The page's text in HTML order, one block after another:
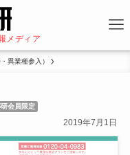
メディア
異業種参入）
会員限定
2019年7月1日